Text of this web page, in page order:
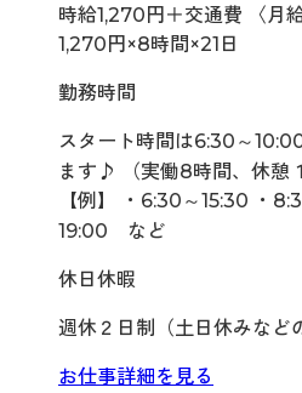
時給1,270円＋交通費 〈月
1,270円×8時間×21日
勤務時間
スタート時間は6:30～
ます♪ （実働8時間、休憩
【例】 ・6:30～15:30 ・
19:00 など
休日休暇
週休２日制（土日休みなど
お仕事詳細を見る